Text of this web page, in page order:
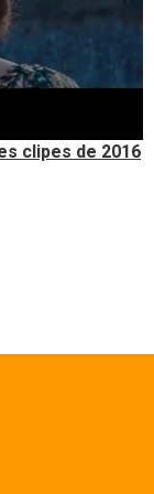
clipes de 2016